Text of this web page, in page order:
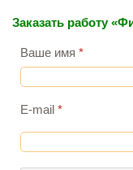
Заказать работу
Ваше имя *
E-mail *